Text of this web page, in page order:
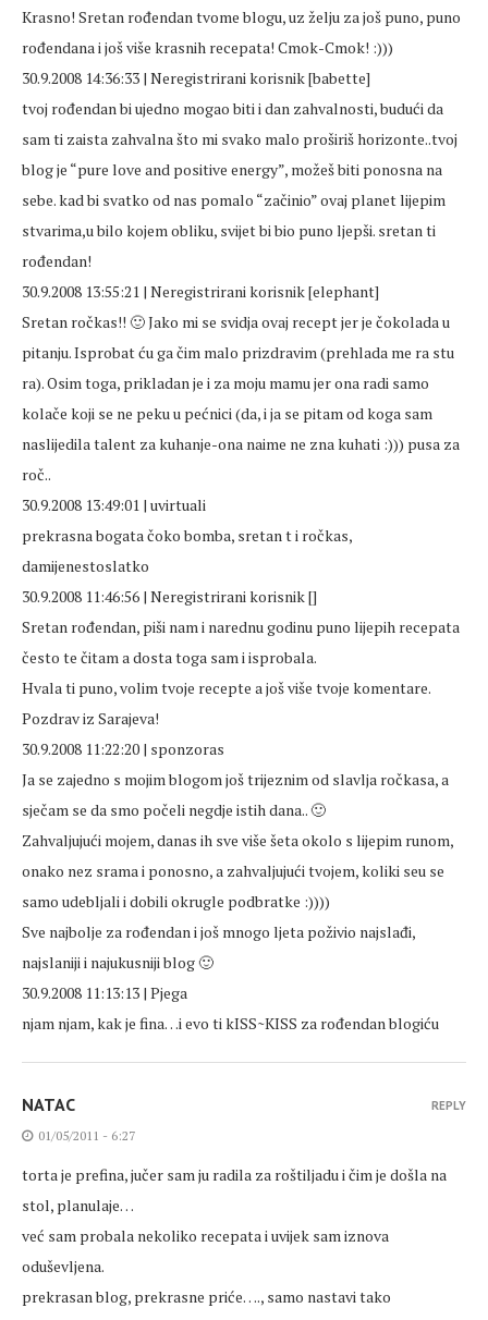
Krasno! Sretan rođendan tvome blogu, uz želju za još puno, puno
rođendana i još više krasnih recepata! Cmok-Cmok! :)))
30.9.2008 14:36:33 | Neregistrirani korisnik [babette]
tvoj rođendan bi ujedno mogao biti i dan zahvalnosti, budući da
sam ti zaista zahvalna što mi svako malo proširiš horizonte..tvoj
blog je “pure love and positive energy”, možeš biti ponosna na
sebe. kad bi svatko od nas pomalo “začinio” ovaj planet lijepim
stvarima,u bilo kojem obliku, svijet bi bio puno ljepši. sretan ti
rođendan!
30.9.2008 13:55:21 | Neregistrirani korisnik [elephant]
Sretan ročkas!! 🙂 Jako mi se svidja ovaj recept jer je čokolada u
pitanju. Isprobat ću ga čim malo prizdravim (prehlada me ra stu
ra). Osim toga, prikladan je i za moju mamu jer ona radi samo
kolače koji se ne peku u pećnici (da, i ja se pitam od koga sam
naslijedila talent za kuhanje-ona naime ne zna kuhati :))) pusa za
roč..
30.9.2008 13:49:01 | uvirtuali
prekrasna bogata čoko bomba, sretan t i ročkas,
damijenestoslatko
30.9.2008 11:46:56 | Neregistrirani korisnik []
Sretan rođendan, piši nam i narednu godinu puno lijepih recepata
često te čitam a dosta toga sam i isprobala.
Hvala ti puno, volim tvoje recepte a još više tvoje komentare.
Pozdrav iz Sarajeva!
30.9.2008 11:22:20 | sponzoras
Ja se zajedno s mojim blogom još trijeznim od slavlja ročkasa, a
sječam se da smo počeli negdje istih dana.. 🙂
Zahvaljujući mojem, danas ih sve više šeta okolo s lijepim runom,
onako nez srama i ponosno, a zahvaljujući tvojem, koliki seu se
samo udebljali i dobili okrugle podbratke :))))
Sve najbolje za rođendan i još mnogo ljeta poživio najslađi,
najslaniji i najukusniji blog 🙂
30.9.2008 11:13:13 | Pjega
njam njam, kak je fina…i evo ti kISS~KISS za rođendan blogiću
NATAC
01/05/2011 - 6:27
torta je prefina, jučer sam ju radila za roštiljadu i čim je došla na
stol, planulaje…
već sam probala nekoliko recepata i uvijek sam iznova
oduševljena.
prekrasan blog, prekrasne priće…., samo nastavi tako
REPLY